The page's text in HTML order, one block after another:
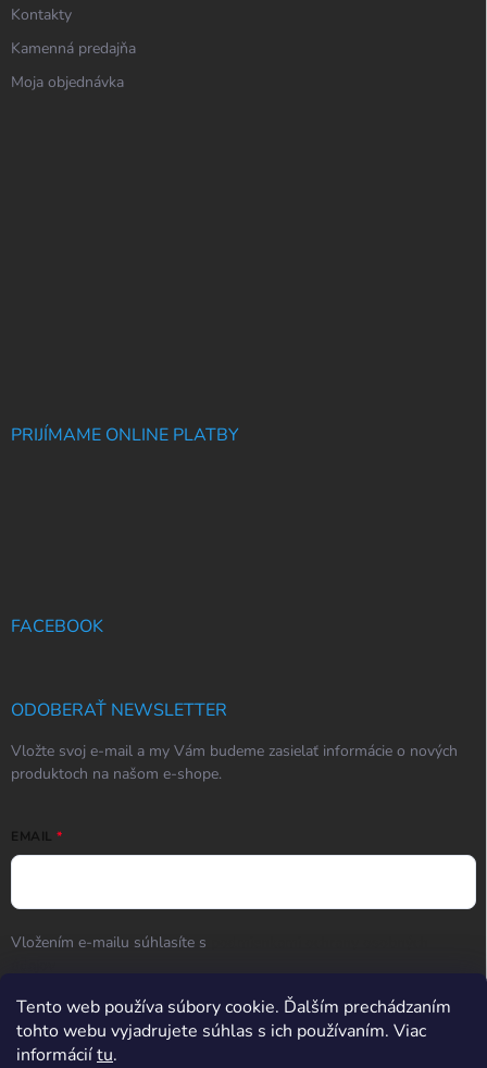
Tento web používa súbory cookie. Ďalším prechádzaním
tohto webu vyjadrujete súhlas s ich používaním. Viac
informáciítu.
Kontakty
Kamenná predajňa
Moja objednávka
PRIJÍMAME ONLINE PLATBY
FACEBOOK
ODOBERAŤ NEWSLETTER
Vložte svoj e-mail a my Vám budeme zasielať informácie o nových
produktoch na našom e-shope.
EMAIL
Vložením e-mailu súhlasíte s
Prihlásiť sa